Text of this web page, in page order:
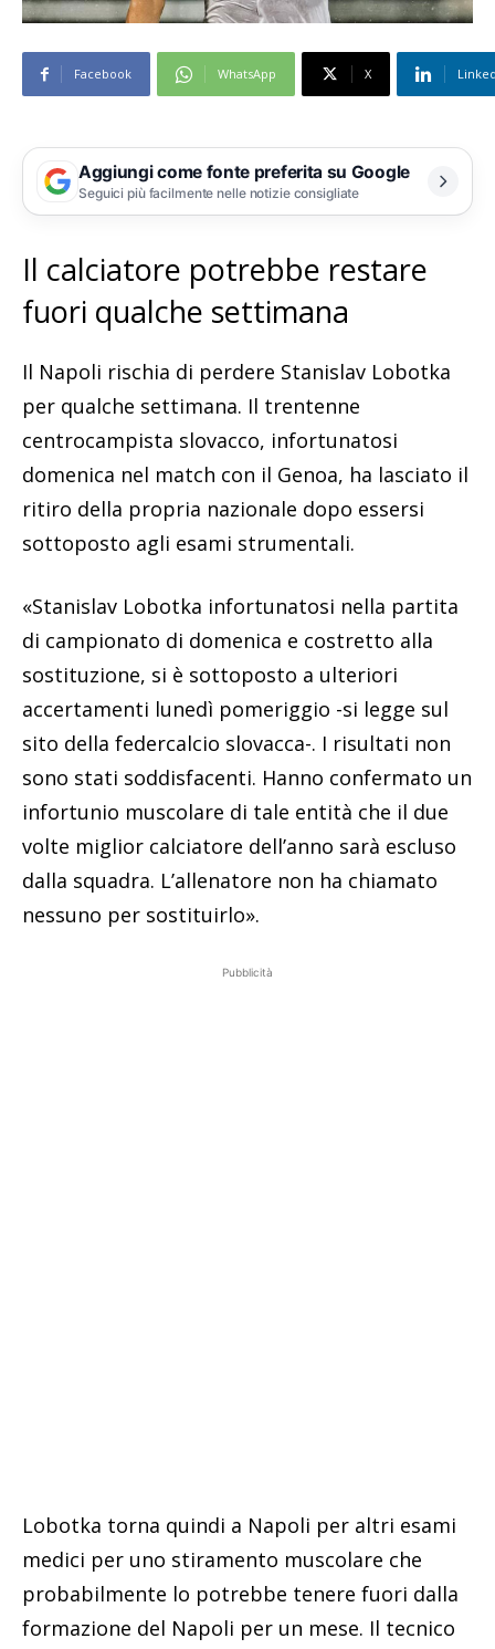
Facebook WhatsApp X
Aggiungi come fonte preferita su Google
Seguici più facilmente nelle notizie consigliate
Il calciatore potrebbe restare
fuori qualche settimana
Il Napoli rischia di perdere Stanislav Lobotka
per qualche settimana. Il trentenne
centrocampista slovacco, infortunatosi
domenica nel match con il Genoa, ha lasciato il
ritiro della propria nazionale dopo essersi
sottoposto agli esami strumentali.
«Stanislav Lobotka infortunatosi nella partita
di campionato di domenica e costretto alla
sostituzione, si è sottoposto a ulteriori
accertamenti lunedì pomeriggio -si legge sul
sito della federcalcio slovacca-. I risultati non
sono stati soddisfacenti. Hanno confermato un
infortunio muscolare di tale entità che il due
volte miglior calciatore dell’anno sarà escluso
dalla squadra. L’allenatore non ha chiamato
nessuno per sostituirlo».
Pubblicità
Lobotka torna quindi a Napoli per altri esami
medici per uno stiramento muscolare che
probabilmente lo potrebbe tenere fuori dalla
formazione del Napoli per un mese. Il tecnico